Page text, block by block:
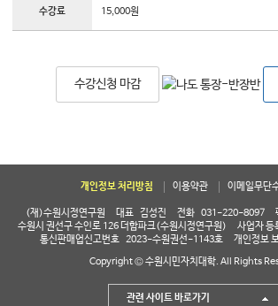
수강료 15,000원
수강신청 마감
개인정보 처리방침 이용약관 이메일무단
(재)수원시정연구원 대표 김성진 전화 031-220-8097
수원시 권선구 수인로 126 더함파크(수원시정연구원)
사업자 등
통신판매업신고번호 2023-수원권선-1143호 개인정보
Copyright © 수원시민자치대학. All Rights
관련 사이트 바로가기